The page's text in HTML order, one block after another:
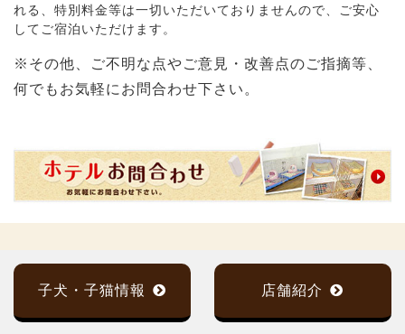
れる、特別料金等は一切いただいておりませんので、ご安心
してご宿泊いただけます。
※その他、ご不明な点やご意見・改善点のご指摘等、
何でもお気軽にお問合わせ下さい。
子犬・子猫情報 店舗紹介